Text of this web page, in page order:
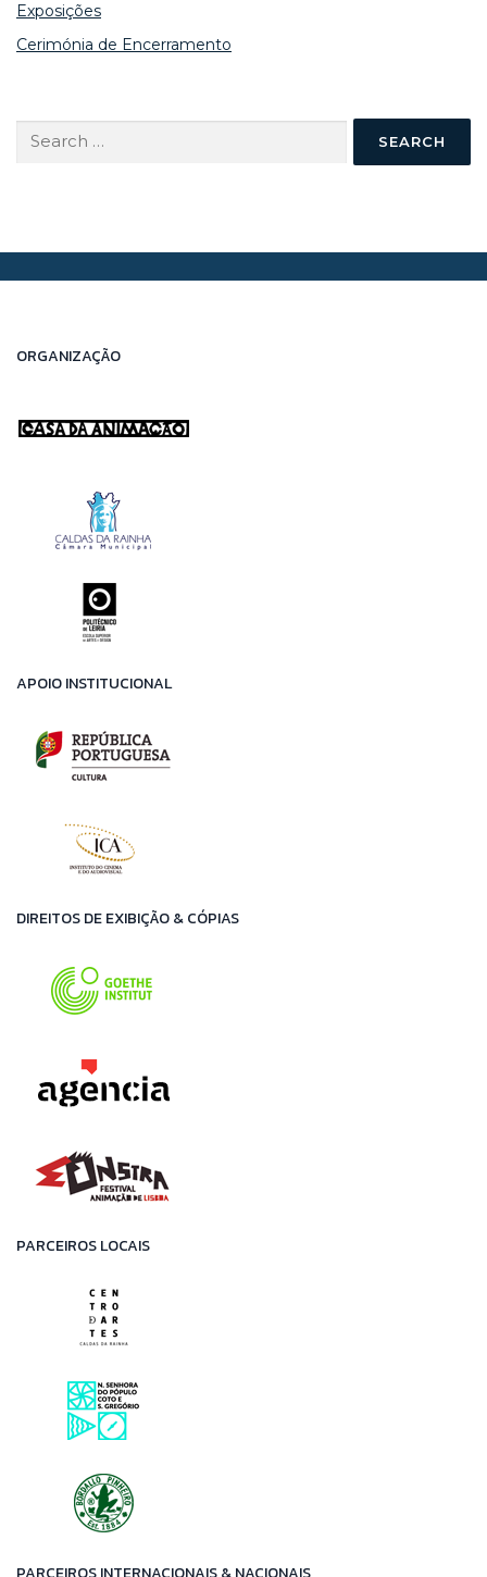
Exposições
Cerimónia de Encerramento
for:
ORGANIZAÇÃO
APOIO INSTITUCIONAL
DIREITOS DE EXIBIÇÃO & CÓPIAS
PARCEIROS LOCAIS